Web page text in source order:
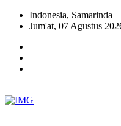
Indonesia, Samarinda
Jum'at, 07 Agustus